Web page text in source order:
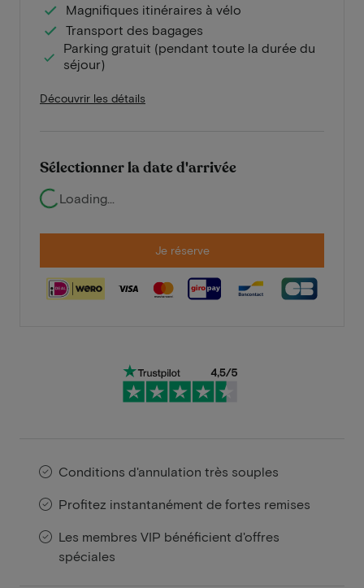
Magnifiques itinéraires à vélo
Transport des bagages
Parking gratuit (pendant toute la durée du
séjour)
Découvrir les détails
Sélectionner la date d'arrivée
Loading...
Je réserve
Conditions d'annulation très souples
Profitez instantanément de fortes remises
Les membres VIP bénéficient d'offres
spéciales